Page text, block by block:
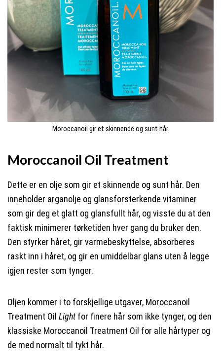
Moroccanoil gir et skinnende og sunt hår.
Moroccanoil Oil Treatment
Dette er en olje som gir et skinnende og sunt hår. Den
inneholder arganolje og glansforsterkende vitaminer
som gir deg et glatt og glansfullt hår, og visste du at den
faktisk minimerer tørketiden hver gang du bruker den.
Den styrker håret, gir varmebeskyttelse, absorberes
raskt inn i håret, og gir en umiddelbar glans uten å legge
igjen rester som tynger.
Oljen kommer i to forskjellige utgaver, Moroccanoil
Treatment Oil Lightfor finere hår som ikke tynger, og den
klassiske Moroccanoil Treatment Oil for alle hårtyper og
de med normalt til tykt hår.